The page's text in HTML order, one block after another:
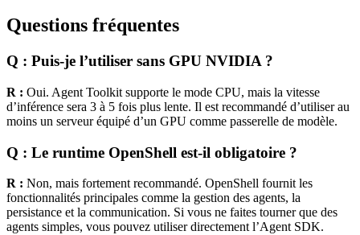
Questions fréquentes
Q : Puis-je l’utiliser sans GPU NVIDIA ?
R : Oui. Agent Toolkit supporte le mode CPU, mais la vitesse
d’inférence sera 3 à 5 fois plus lente. Il est recommandé d’utiliser au
moins un serveur équipé d’un GPU comme passerelle de modèle.
Q : Le runtime OpenShell est-il obligatoire ?
R : Non, mais fortement recommandé. OpenShell fournit les
fonctionnalités principales comme la gestion des agents, la
persistance et la communication. Si vous ne faites tourner que des
agents simples, vous pouvez utiliser directement l’Agent SDK.